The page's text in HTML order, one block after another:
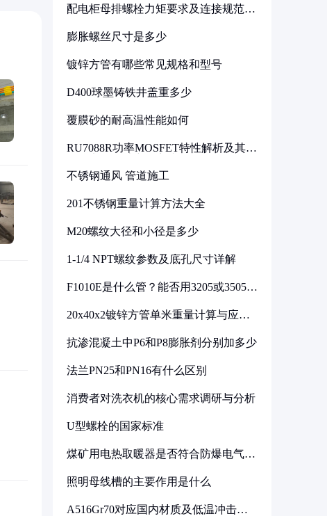
配电柜母排螺栓力矩要求及连接规范详
膨胀螺丝尺寸是多少
镀锌方管有哪些常见规格和型号
D400球墨铸铁井盖重多少
覆膜砂的耐高温性能如何
RU7088R功率MOSFET特性解析及其在
不锈钢通风 管道施工
201不锈钢重量计算方法大全
M20螺纹大径和小径是多少
1-1/4 NPT螺纹参数及底孔尺寸详解
F1010E是什么管？能否用3205或3505代
20x40x2镀锌方管单米重量计算与应用
抗渗混凝土中P6和P8膨胀剂分别加多少
法兰PN25和PN16有什么区别
消费者对洗衣机的核心需求调研与分析
U型螺栓的国家标准
煤矿用电热取暖器是否符合防爆电气设
照明母线槽的主要作用是什么
A516Gr70对应国内材质及低温冲击要